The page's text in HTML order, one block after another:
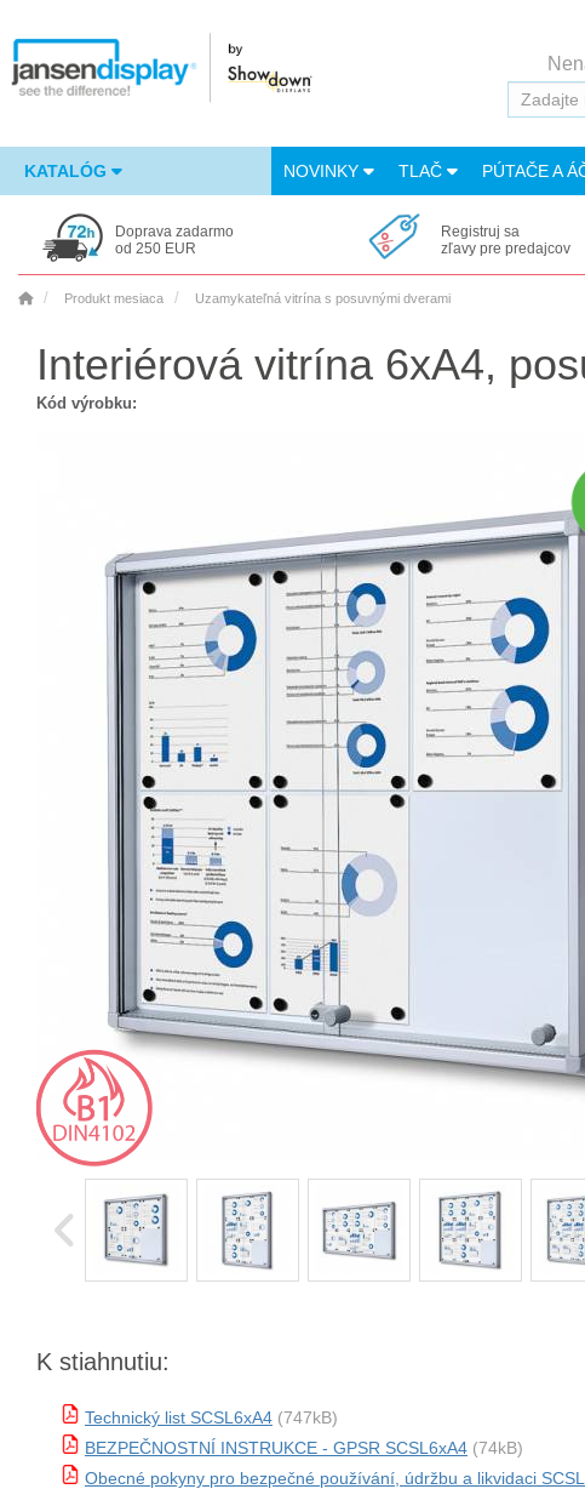
KATALÓG NOVINKY TLAČ PÚTAČE A
Doprava zadarmo
od 250 EUR
Registruj sa
zľavy pre predajcov
Produkt mesiaca Uzamykateľná vitrína s posuvnými dverami
Interiérová vitrína 6xA4,
Kód výrobku:
K stiahnutiu:
Technický list SCSL6xA4 (747kB)
BEZPEČNOSTNÍ INSTRUKCE - GPSR SCSL6xA4 (74kB)
Obecné pokyny pro bezpečné používání, údržbu a likvidaci